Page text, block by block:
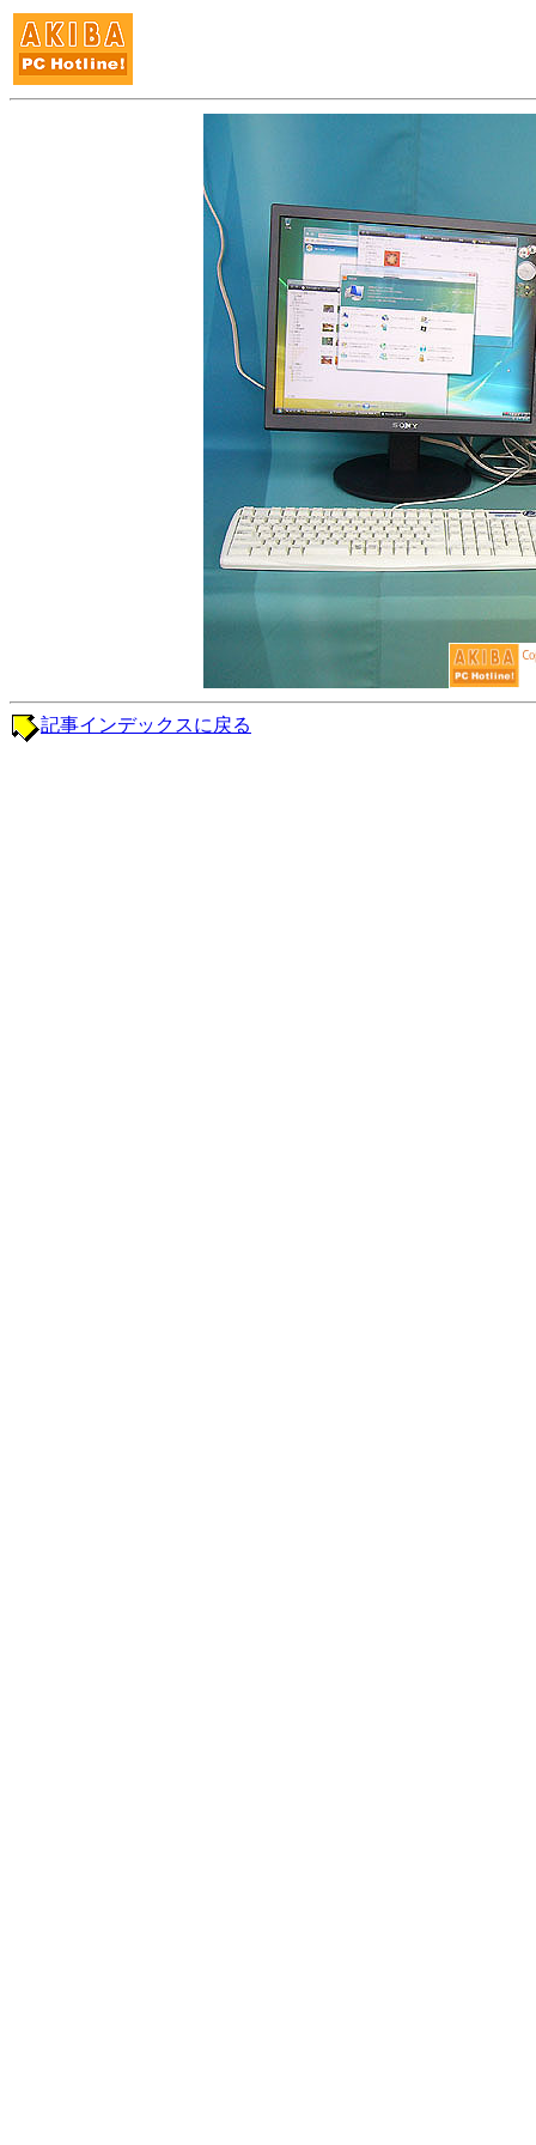
記事インデックスに戻る